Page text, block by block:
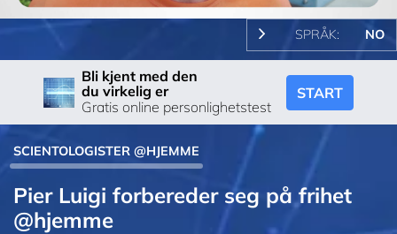
SPRÅK: NO
Bli kjent med den
du virkelig er
Gratis online personlighetstest
START
SCIENTOLOGISTER @HJEMME
Pier Luigi forbereder seg på frihet
@hjemme